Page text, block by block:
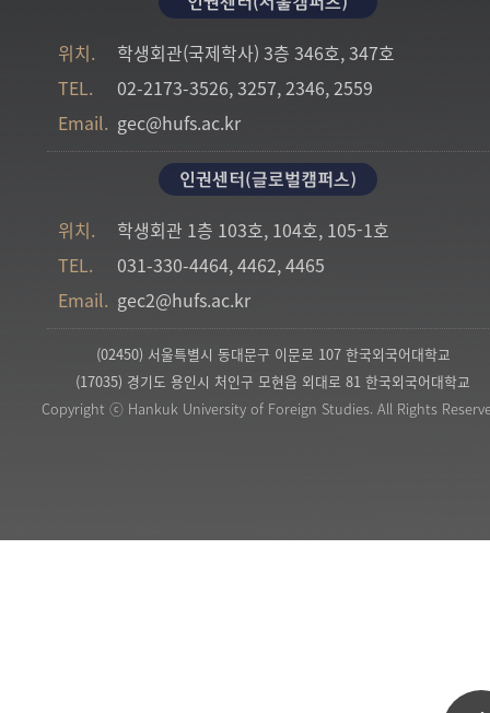
위치.
학생회관(국제학사) 3층 346호, 347호
TEL.
02-2173-3526, 3257, 2346, 2559
Email. gec@hufs.ac.kr
인권센터(글로벌캠퍼스)
위치.
학생회관 1층 103호, 104호, 105-1호
TEL.
031-330-4464, 4462, 4465
Email. gec2@hufs.ac.kr
(02450) 서울특별시 동대문구 이문로 107 한국외국어대학교
(17035) 경기도 용인시 처인구 모현읍 외대로 81 한국외국어대학교
Copyright ⓒ Hankuk University of Foreign Studies. All Rights